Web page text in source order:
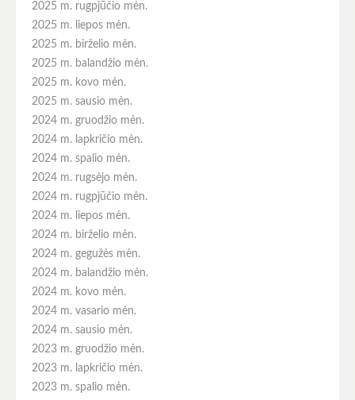
2025 m. rugpjūčio mėn.
2025 m. liepos mėn.
2025 m. birželio mėn.
2025 m. balandžio mėn.
2025 m. kovo mėn.
2025 m. sausio mėn.
2024 m. gruodžio mėn.
2024 m. lapkričio mėn.
2024 m. spalio mėn.
2024 m. rugsėjo mėn.
2024 m. rugpjūčio mėn.
2024 m. liepos mėn.
2024 m. birželio mėn.
2024 m. gegužės mėn.
2024 m. balandžio mėn.
2024 m. kovo mėn.
2024 m. vasario mėn.
2024 m. sausio mėn.
2023 m. gruodžio mėn.
2023 m. lapkričio mėn.
2023 m. spalio mėn.